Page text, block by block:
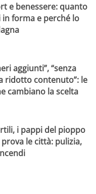
e benessere: quanto
forma e perché lo
aggiunti”, “senza
ridotto contenuto”: le
cambiano la scelta
i pappi del pioppo
le città: pulizia,